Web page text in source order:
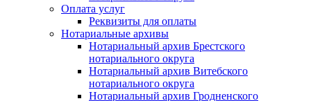
Оплата услуг
Реквизиты для оплаты
Нотариальные архивы
Нотариальный архив Брестского
нотариального округа
Нотариальный архив Витебского
нотариального округа
Нотариальный архив Гродненского